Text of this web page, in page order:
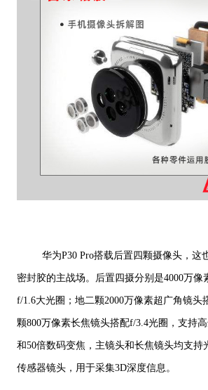
华为P30 Pro搭载后置四颗摄像头，这
密封胶的主战场。后置四摄分别是4000万像
f/1.6大光圈；地二颗2000万像素超广角镜头
颗800万像素长焦镜头搭配f/3.4光圈，支持
和50倍数码变焦，主镜头和长焦镜头均支持
传感器镜头，用于采集3D深度信息。